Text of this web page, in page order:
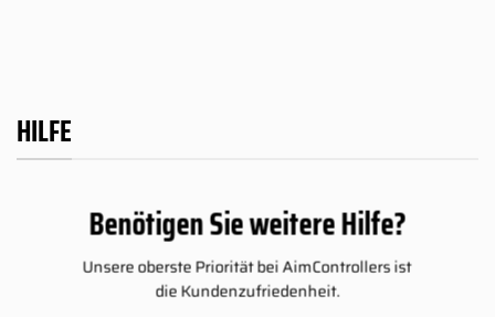
HILFE
Benötigen Sie weitere Hilfe?
Unsere oberste Priorität bei AimControllers ist
die Kundenzufriedenheit.